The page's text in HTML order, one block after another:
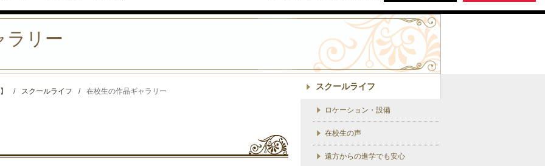
ラリー
/ スクールライフ / 在校生の作品ギャラリー スクールライフ
ロケーション・設備
在校生の声
遠方からの進学でも安心